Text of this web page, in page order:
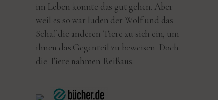
im Leben konnte das gut gehen. Aber
weil es so war luden der Wolf und das
Schaf die anderen Tiere zu sich ein, um
ihnen das Gegenteil zu beweisen. Doch
die Tiere nahmen Reißaus.